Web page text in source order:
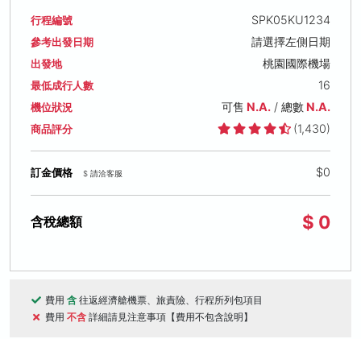
行程編號 SPK05KU1234
參考出發日期 請選擇左側日期
出發地 桃園國際機場
最低成行人數 16
機位狀況 可售 N.A./ 總數N.A.
商品評分 (1,430)
訂金價格 $ 請洽客服 $0
含稅總額 $ 0
費用 含 往返經濟艙機票、旅責險、行程所列包項目
費用 不含 詳細請見注意事項【費用不包含說明】